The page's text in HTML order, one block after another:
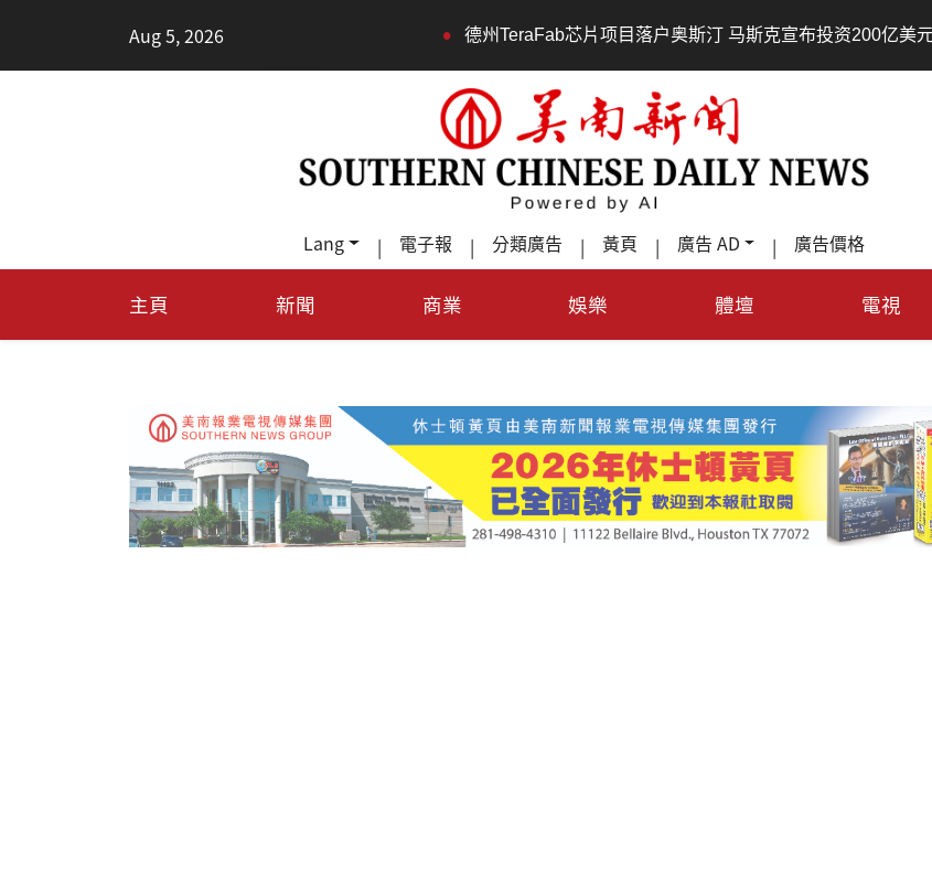
Aug 5, 2026 德州TeraFab芯片项目落户奥斯汀 马斯克宣布投资200亿美元建设AI芯片制造基地
Lang | 電子報 | 分類廣告 | 黃頁 | 廣告 AD | 廣告價格
主頁 新聞 商業 娛樂 體壇 電視